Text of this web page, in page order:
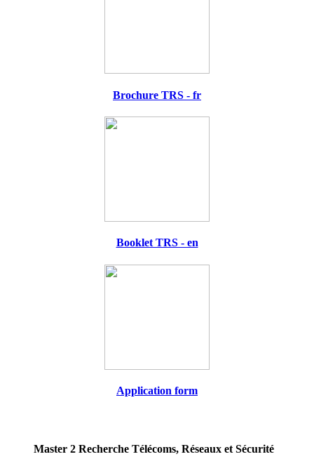
Brochure TRS - fr
Booklet TRS - en
Application form
Master 2 Recherche Télécoms, Réseaux et Sécurité